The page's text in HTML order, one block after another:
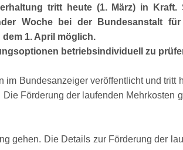
tritt heute (1. März) in
Woche bei der Bundesanstalt
1. April möglich.
betriebsindividuell zu
Bundesanzeiger veröffentlicht und
Förderung der laufenden Mehrkosten
gehen. Die Details zur Förderung der